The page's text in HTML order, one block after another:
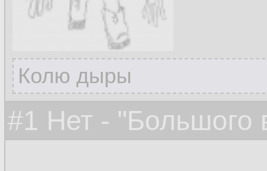
Колю дыры
#1 Нет - "Большого